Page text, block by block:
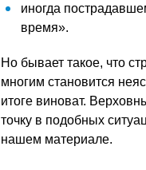
иногда
время».
Но бывает такое, что
многим становится
итоге виноват.
точку в подобных
нашем материале.